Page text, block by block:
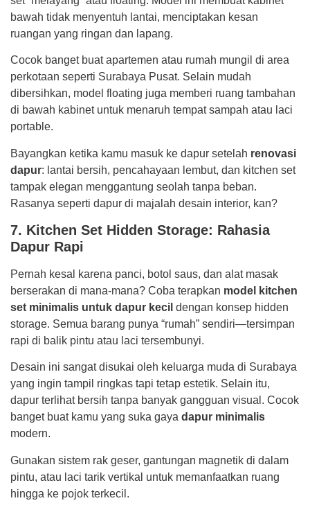
bawah tidak menyentuh lantai, menciptakan kesan
ruangan yang ringan dan lapang.
Cocok banget buat apartemen atau rumah mungil di area
perkotaan seperti Surabaya Pusat. Selain mudah
dibersihkan, model floating juga memberi ruang tambahan
di bawah kabinet untuk menaruh tempat sampah atau laci
portable.
Bayangkan ketika kamu masuk ke dapur setelah renovasi
dapur: lantai bersih, pencahayaan lembut, dan kitchen set
tampak elegan menggantung seolah tanpa beban.
Rasanya seperti dapur di majalah desain interior, kan?
7. Kitchen Set Hidden Storage: Rahasia
Dapur Rapi
Pernah kesal karena panci, botol saus, dan alat masak
berserakan di mana-mana? Coba terapkan model kitchen
set minimalis untuk dapur kecil dengan konsep hidden
storage. Semua barang punya “rumah” sendiri—tersimpan
rapi di balik pintu atau laci tersembunyi.
Desain ini sangat disukai oleh keluarga muda di Surabaya
yang ingin tampil ringkas tapi tetap estetik. Selain itu,
dapur terlihat bersih tanpa banyak gangguan visual. Cocok
banget buat kamu yang suka gaya dapur minimalis
modern.
Gunakan sistem rak geser, gantungan magnetik di dalam
pintu, atau laci tarik vertikal untuk memanfaatkan ruang
hingga ke pojok terkecil.